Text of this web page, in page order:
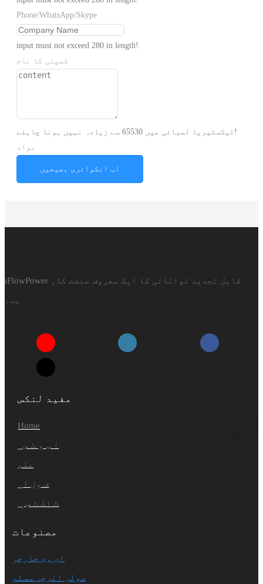
Phone/WhatsApp/Skype
input must not exceed 280 in length!
کمپنی کا نام
ٹیکسٹیریا لمبائی میں 65530 سے ​​زیادہ نہیں ہونا چاہئے!
مواد
اب انکوائری بھیجیں
iFlowPower قابل تجدید توانائی کا ایک معروف صنعت کار
ہے۔
مفید لنکس
Home
▁ا پ و ٹ س
علم
▁ف ول ا
▁ ٹ اک ٹ س
مصنوعات
ای وی چارجر
سولر انرجی سسٹم